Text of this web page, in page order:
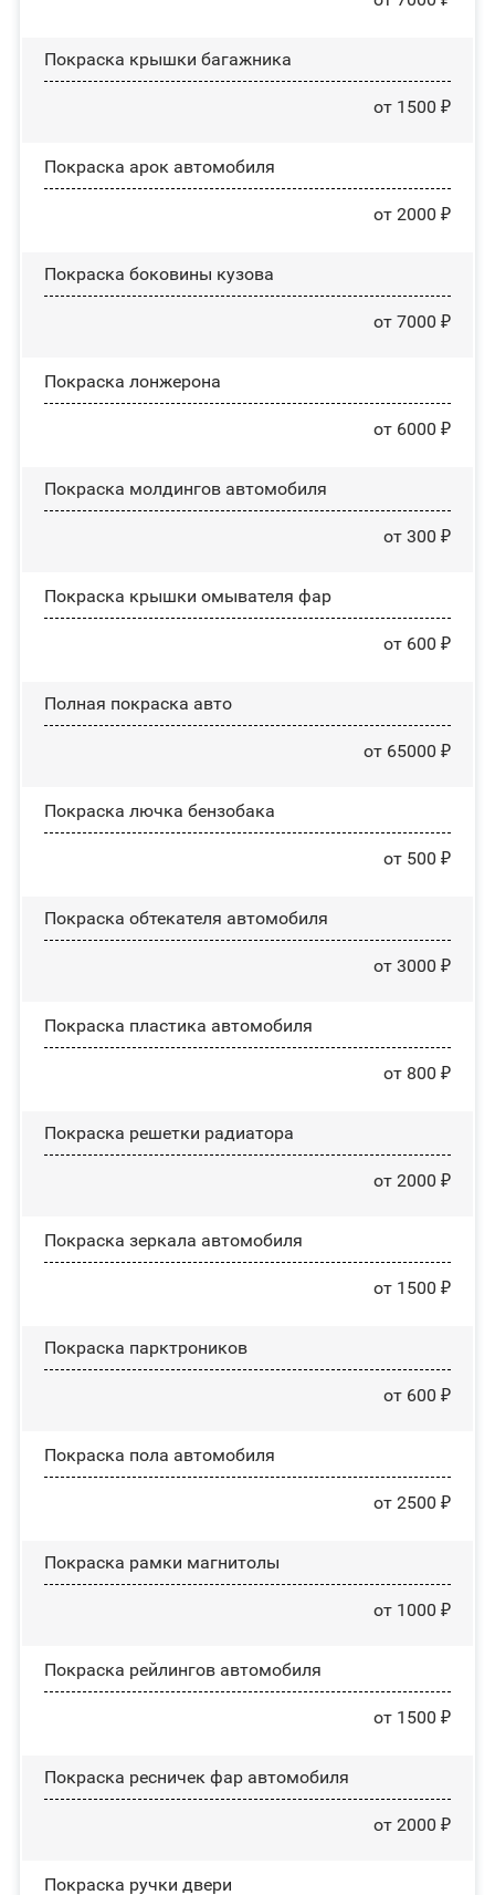
Покраска крышки багажника
от 1500 ₽
Покраска арок автомобиля
от 2000 ₽
Покраска боковины кузова
от 7000 ₽
Покраска лонжерона
от 6000 ₽
Покраска молдингов автомобиля
от 300 ₽
Покраска крышки омывателя фар
от 600 ₽
Полная покраска авто
от 65000 ₽
Покраска лючка бензобака
от 500 ₽
Покраска обтекателя автомобиля
от 3000 ₽
Покраска пластика автомобиля
от 800 ₽
Покраска решетки радиатора
от 2000 ₽
Покраска зеркала автомобиля
от 1500 ₽
Покраска парктроников
от 600 ₽
Покраска пола автомобиля
от 2500 ₽
Покраска рамки магнитолы
от 1000 ₽
Покраска рейлингов автомобиля
от 1500 ₽
Покраска ресничек фар автомобиля
от 2000 ₽
Покраска ручки двери